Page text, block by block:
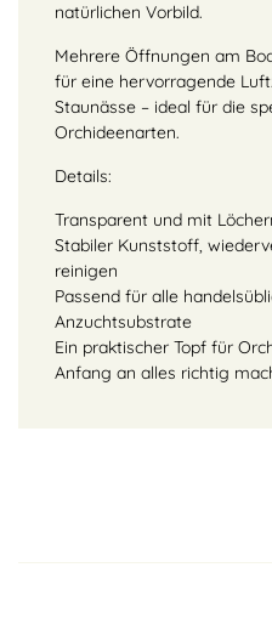
natürlichen Vorbild.
Mehrere Öffnungen am
für eine hervorragende
Staunässe – ideal für die
Orchideenarten.
Details:
Transparent und mit
Stabiler Kunststoff,
reinigen
Passend für alle
Anzuchtsubstrate
Ein praktischer Topf für
Anfang an alles richtig